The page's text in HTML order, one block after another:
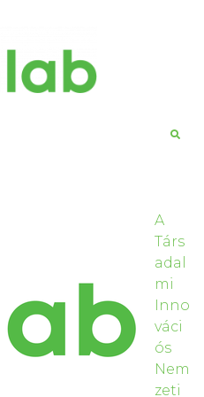
A
Társ
adal
mi
Inno
váci
ós
Nem
zeti